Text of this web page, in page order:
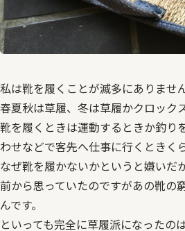
私は靴を履くことが滅多にありません
春夏秋は草履、冬は草履かクロック
靴を履くときは運動するときか釣り
わせなどで客先へ仕事に行くときく
なぜ靴を履かないかというと嫌いだ
前から思っていたのですがあの靴の
んです。
といっても完全に草履派になったの